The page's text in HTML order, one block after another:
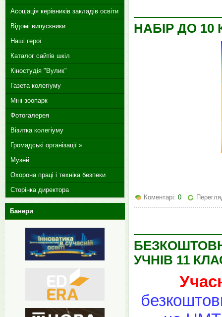
НАБІР ДО 10
Коментарі: 0
УЧНІВ 11
Асоціація керівників закладів освіти
Відомі випускники
Наші герої
Каталог сайтів шкіл
Кіностудія "Вулик"
Газета колегіуму
Міні-зоопарк
Фотогалерея
Візитка колегіуму
Громадські організації »
Музей
Охорона праці і техніка безпеки
Сторінка директора
Банери